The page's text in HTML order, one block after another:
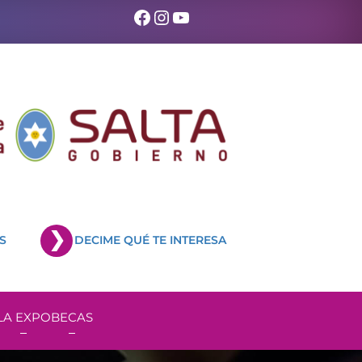
Facebook
Instagram
YouTube
DECIME QUÉ TE INTERESA
EXPOBECAS